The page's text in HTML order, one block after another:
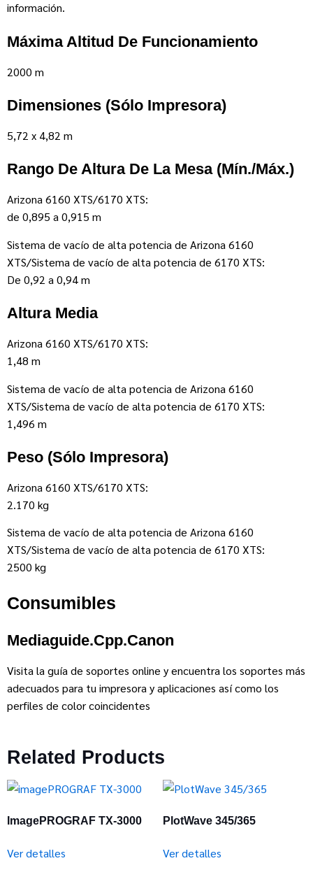
información.
Máxima Altitud De Funcionamiento
2000 m
Dimensiones (sólo Impresora)
5,72 x 4,82 m
Rango De Altura De La Mesa (mín./máx.)
Arizona 6160 XTS/6170 XTS:
de 0,895 a 0,915 m
Sistema de vacío de alta potencia de Arizona 6160
XTS/Sistema de vacío de alta potencia de 6170 XTS:
De 0,92 a 0,94 m
Altura Media
Arizona 6160 XTS/6170 XTS:
1,48 m
Sistema de vacío de alta potencia de Arizona 6160
XTS/Sistema de vacío de alta potencia de 6170 XTS:
1,496 m
Peso (sólo Impresora)
Arizona 6160 XTS/6170 XTS:
2.170 kg
Sistema de vacío de alta potencia de Arizona 6160
XTS/Sistema de vacío de alta potencia de 6170 XTS:
2500 kg
Consumibles
Mediaguide.cpp.canon
Visita la guía de soportes online y encuentra los soportes más
adecuados para tu impresora y aplicaciones así como los
perfiles de color coincidentes
Related Products
ImagePROGRAF TX-3000
Ver detalles
PlotWave 345/365
Ver detalles